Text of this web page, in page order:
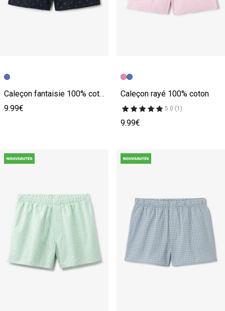
Caleçon fantaisie 100% coton
9.99€
Caleçon rayé 100% coton
5.0 (1)
9.99€